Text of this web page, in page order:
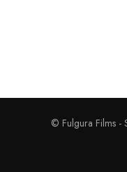
© Fulgura Films -